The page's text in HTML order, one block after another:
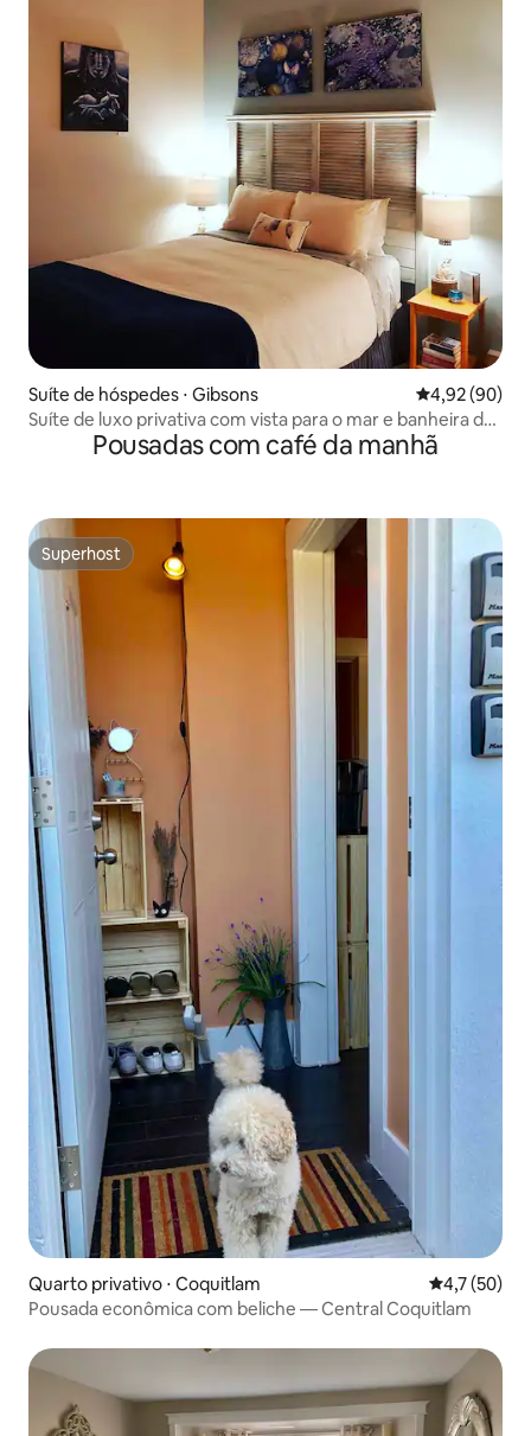
Suíte de hóspedes ⋅ Gibsons 4,92 de uma
4,92 (90)
Suíte de luxo privativa com vista para o mar e banheira de
hidromassagem
Pousadas com café da manhã
Superhost
Superhost
Quarto privativo ⋅ Coquitlam 4,7 de uma
4,7 (50)
Pousada econômica com beliche — Central Coquitlam